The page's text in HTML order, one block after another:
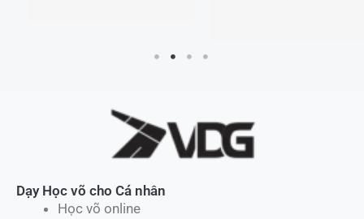
Dạy Học võ cho Cá nhân
Học võ online